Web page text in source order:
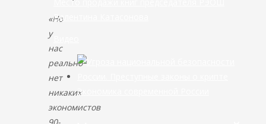
«Но
у
нас
реально
нет
никаких
экономистов
Валентина Катасонова
Экономика современной России